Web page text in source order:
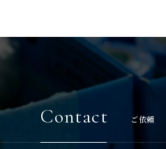
Contact ご依頼